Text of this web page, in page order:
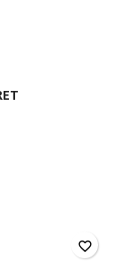
favorite_border